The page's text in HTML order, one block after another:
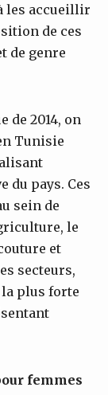
les accueillir
de ces
de genre
de 2014, on
Tunisie
du pays. Ces
sein de
le
et
secteurs,
plus forte
femmes